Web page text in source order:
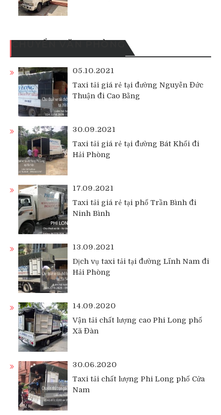
CHUYỂN VĂN PHÒNG
05.10.2021
Taxi tải giá rẻ tại đường Nguyễn Đức
Thuận đi Cao Bằng
30.09.2021
Taxi tải giá rẻ tại đường Bát Khối đi
Hải Phòng
17.09.2021
Taxi tải giá rẻ tại phố Trần Bình đi
Ninh Bình
13.09.2021
Dịch vụ taxi tải tại đường Lĩnh Nam đi
Hải Phòng
14.09.2020
Vận tải chất lượng cao Phi Long phố
Xã Đàn
30.06.2020
Taxi tải chất lượng Phi Long phố Cửa
Nam